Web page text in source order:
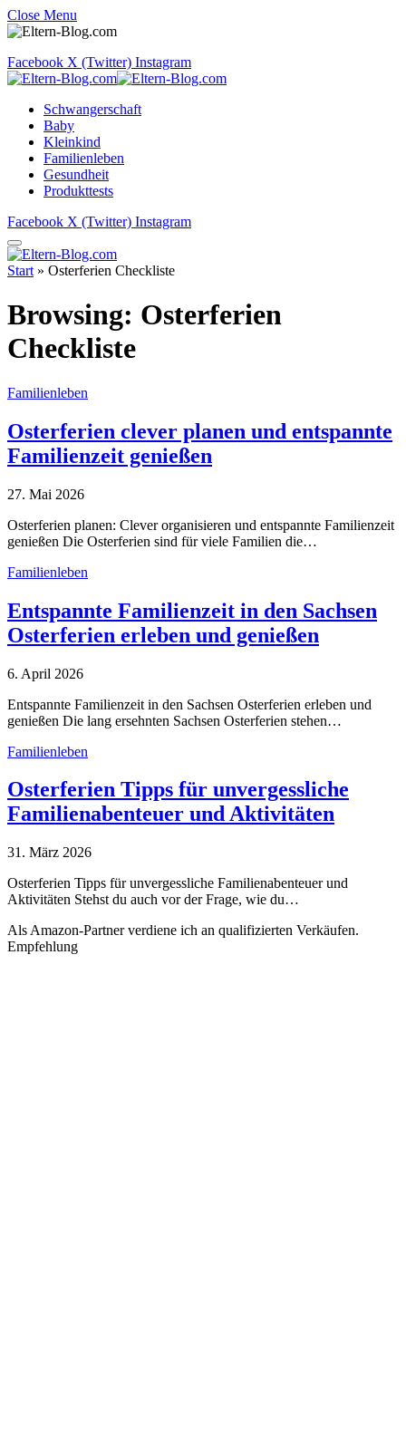
Close Menu
Facebook X (Twitter) Instagram
Schwangerschaft
Baby
Kleinkind
Familienleben
Gesundheit
Produkttests
Facebook X (Twitter) Instagram
Start » Osterferien Checkliste
Browsing: Osterferien
Checkliste
Familienleben
Osterferien clever planen und entspannte
Familienzeit genießen
27. Mai 2026
Osterferien planen: Clever organisieren und entspannte Familienzeit
genießen Die Osterferien sind für viele Familien die…
Familienleben
Entspannte Familienzeit in den Sachsen
Osterferien erleben und genießen
6. April 2026
Entspannte Familienzeit in den Sachsen Osterferien erleben und
genießen Die lang ersehnten Sachsen Osterferien stehen…
Familienleben
Osterferien Tipps für unvergessliche
Familienabenteuer und Aktivitäten
31. März 2026
Osterferien Tipps für unvergessliche Familienabenteuer und
Aktivitäten Stehst du auch vor der Frage, wie du…
Als Amazon-Partner verdiene ich an qualifizierten Verkäufen.
Empfehlung